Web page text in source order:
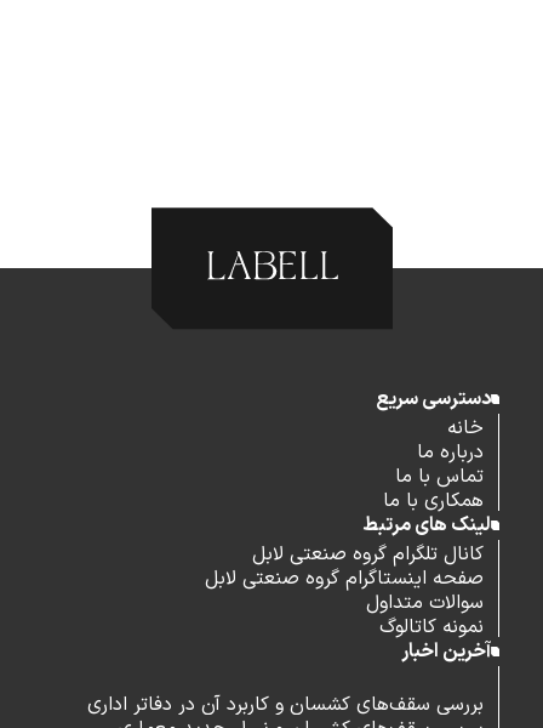
دسترسی سریع
خانه
درباره ما
تماس با ما
همکاری با ما
لینک های مرتبط
کانال تلگرام گروه صنعتی لابل
صفحه اینستاگرام گروه صنعتی لابل
سوالات متداول
نمونه کاتالوگ
آخرین اخبار
بررسی سقف‌های کشسان و کاربرد آن در دفاتر اداری